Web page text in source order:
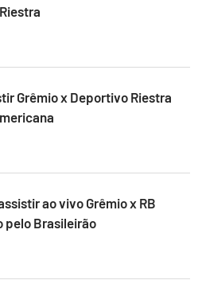
Grêmio x Deportivo Riestra
ao vivo Grêmio x RB
pelo Brasileirão